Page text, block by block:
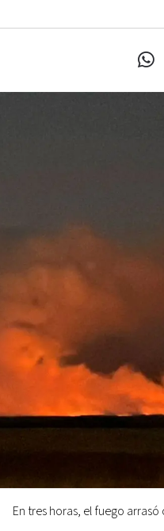
En tres horas, el fuego